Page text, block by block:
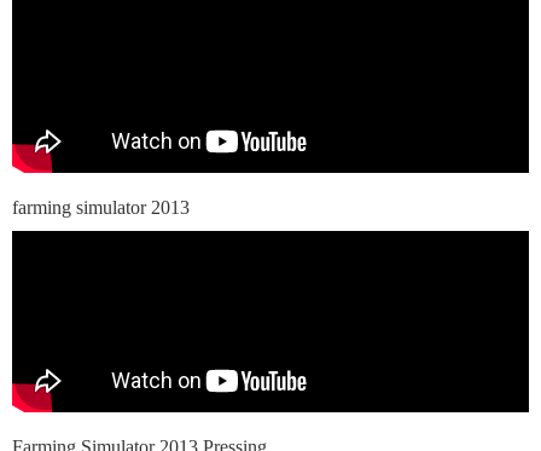
farming simulator 2013
Farming Simulator 2013 Pressing